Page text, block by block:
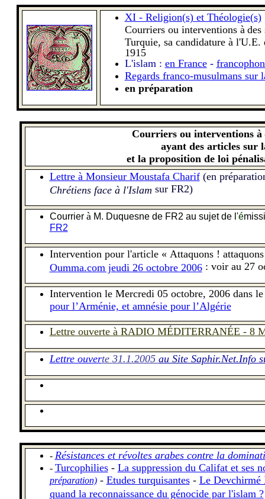
XI - Religion(s) et Théologie(s)
Courriers ou interventions à des
Turquie, sa candidature à
1915
L'islam : en France-
Regards franco-musulmans sur
en préparation
Courriers ou interventions à
ayant des articles sur
et la proposition de loi
Lettre à Monsieur Moustafa Charif(en
Chrétiens face à l'Islam sur FR2)
Courrier à M. Duquesne de FR2 au sujet de l'é
FR2
Intervention pour l'article « Attaquons !
Oumma.com jeudi 26 octobre 2006: voir au 27
Intervention le Mercredi 05 octobre, 2006 dans
pour l’Arménie, et amnésie pour l’Algérie
Lettre ouverte à RADIO MÉDITERRANÉE - 8
Lettre ouverte 31.1.2005 au Site Saphir.Net.Info
- Résistances et révoltes arabes contre la
- Turcophilies- La suppression du Califat et ses
préparation)- Etudes turquisantes- Le
quand la reconnaissance du génocide par l'islam ?